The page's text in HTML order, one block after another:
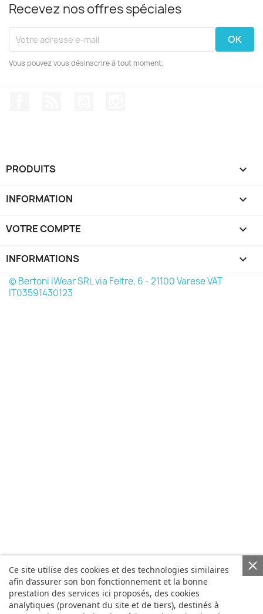
Recevez nos offres spéciales
Vous pouvez vous désinscrire à tout moment.
Ce site utilise des cookies et des technologies similaires
afin d’assurer son bon fonctionnement et la bonne
prestation des services ici proposés, des cookies
analytiques (provenant du site et de tiers), destinés à
PRODUITS 
INFORMATION 
VOTRE COMPTE 
INFORMATIONS keyboard_arrow_down
© Bertoni iWear SRL via Feltre, 6 - 21100 Varese VAT
IT03591430123